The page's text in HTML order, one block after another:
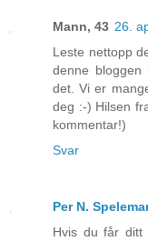
Mann, 43 26.
Leste nettopp
denne
det. Vi er
deg :-) Hilsen
kommentar!)
Svar
Per N.
Hvis du får ditt